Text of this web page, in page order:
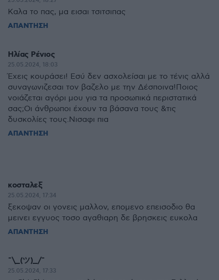
Καλα το πας, μα εισαι τσιτσιπας
ΑΠΑΝΤΗΣΗ
Ηλίας Ρένιος
25.05.2024, 18:03
Έχεις κουράσει! Εσύ δεν ασχολείσαι με το τένις αλλά
συναγωνιζεσαι τον βαζελο με την Δέσποινα!Ποιος
νοιάζεται αγόρι μου για τα προσωπικά περιστατικά
σας;Οι άνθρωποι έχουν τα βάσανα τους &τις
δυσκολίες τους.Νισαφι πια
ΑΠΑΝΤΗΣΗ
κοσταλεξ
25.05.2024, 17:34
ξεκοψαν οι γονεις μαλλον, επομενο επεισοδιο θα
μεινει εγγυος τοσο αγαθιαρη δε βρησκεις ευκολα
ΑΠΑΝΤΗΣΗ
¯\_(ツ)_/¯
25.05.2024, 17:33